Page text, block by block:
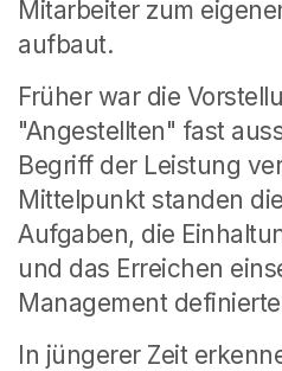
Mitarbeiter zum
aufbaut.
Früher war die
"Angestellten" fast
Begriff der Leistung
Mittelpunkt standen
Aufgaben, die
und das Erreichen
Management
In jüngerer Zeit